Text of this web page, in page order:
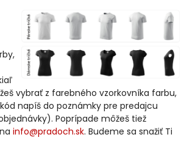
vybrať z farebného vzorkovníka farbu,
napíš do poznámky pre predajcu
Poprípade môžeš tiež
info@pradoch.sk. Budeme sa snažiť Ti